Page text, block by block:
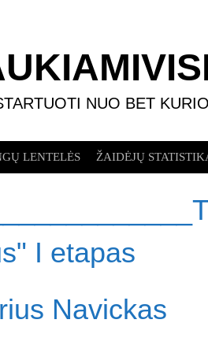
NUO BET
LENTELĖS ŽAIDĖJŲ
I etapas
Navickas